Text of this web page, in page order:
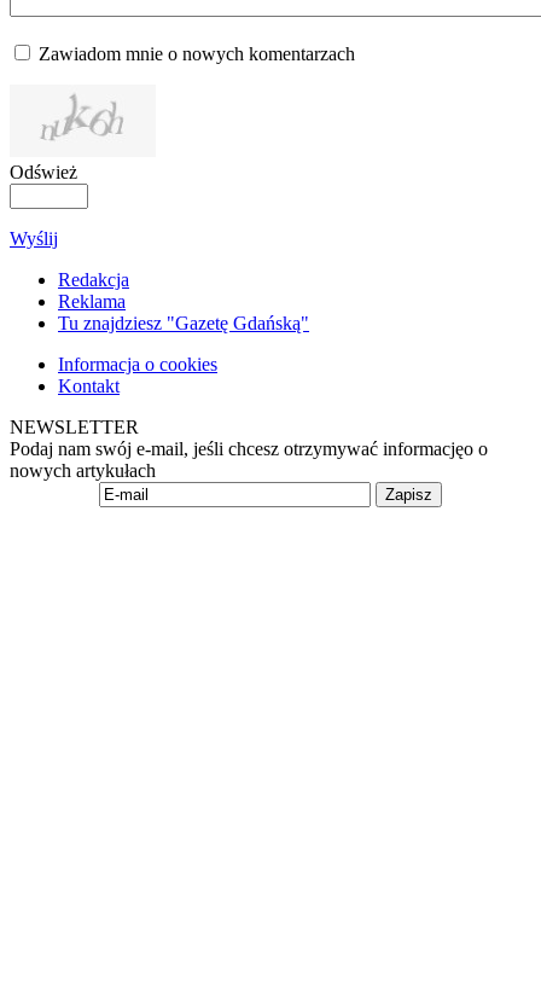
Zawiadom mnie o nowych komentarzach
Odśwież
Wyślij
Redakcja
Reklama
Tu znajdziesz "Gazetę Gdańską"
Informacja o cookies
Kontakt
NEWSLETTER
Podaj nam swój e-mail, jeśli chcesz otrzymywać informacjęo o
nowych artykułach
Zapisz